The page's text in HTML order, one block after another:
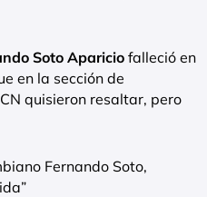
Soto Apariciofalleció en
en la sección de
quisieron resaltar, pero
Fernando Soto,